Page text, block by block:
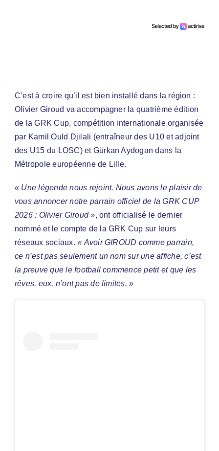
C’est à croire qu’il est bien installé dans la région :
Olivier Giroud va accompagner la quatrième édition
de la GRK Cup, compétition internationale organisée
par Kamil Ould Djilali (entraîneur des U10 et adjoint
des U15 du LOSC) et Gürkan Aydogan dans la
Métropole européenne de Lille.
« Une légende nous rejoint. Nous avons le plaisir de
vous annoncer notre parrain officiel de la GRK CUP
2026 : Olivier Giroud », ont officialisé le dernier
nommé et le compte de la GRK Cup sur leurs
réseaux sociaux.« Avoir GIROUD comme parrain,
ce n’est pas seulement un nom sur une affiche, c’est
la preuve que le football commence petit et que les
rêves, eux, n’ont pas de limites. »